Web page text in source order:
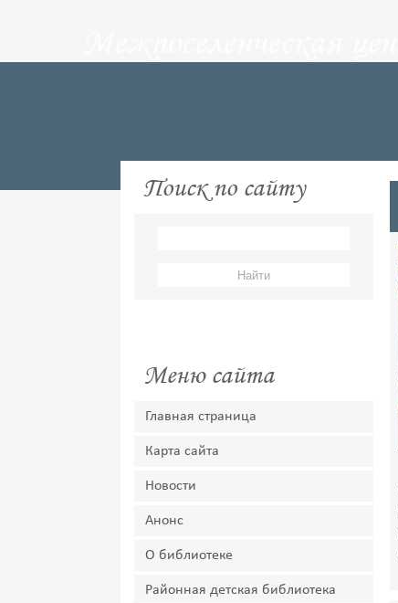
Поиск по сайту
Меню сайта
Главная страница
Карта сайта
Новости
Анонс
О библиотеке
Районная детская библиотека